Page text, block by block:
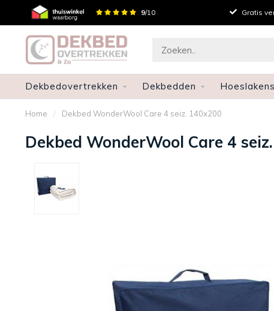
9/10
Persoonlijk advies Gratis
Dekbedovertrekken Dekbedden Hoeslakens
Home / Dekbed WonderWool Care 4 seiz. 140x200
Dekbed WonderWool Care 4